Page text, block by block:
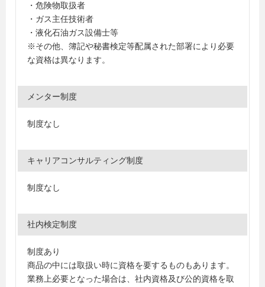
・危険物取扱者
・ガス主任技術者
・液化石油ガス設備士等
※その他、簿記や秘書検定等配属された部署により必要
な資格は異なります。
メンター制度
制度なし
キャリアコンサルティング制度
制度なし
社内検定制度
制度あり
商品の中には取扱い時に資格を要するものもあります。
業務上必要となった場合は、社内資格及び公的資格を取